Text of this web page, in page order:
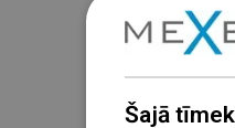
Šajā